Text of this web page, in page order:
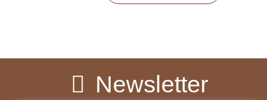
Newsletter